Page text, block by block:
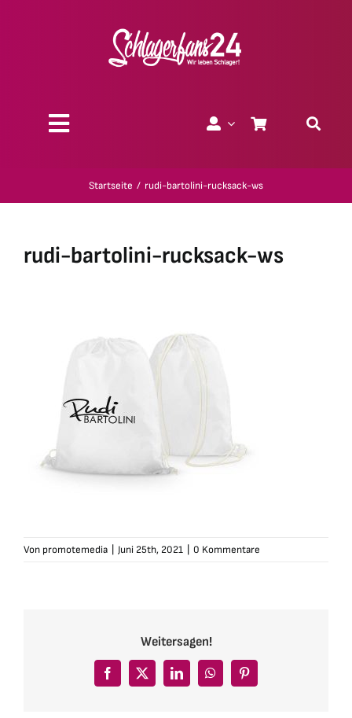
Toggle
Startseite rudi-bartolini-rucksack-ws
rudi-bartolini-rucksack-ws
Von promotemedia Juni 25th, 2021 0 Kommentare
Weitersagen!
Facebook
X LinkedInWhatsAppPinterest